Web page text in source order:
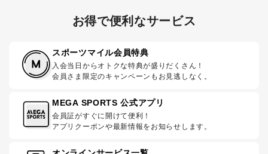
お得で便利なサービス
スポーツマイル会員特典
入会当日からオトクな特典が盛りだくさん！
会員さま限定のキャンペーンもお見逃しなく。
MEGA SPORTS 公式アプリ
会員証がすぐに開けて便利！
アプリクーポンや最新情報をお知らせします。